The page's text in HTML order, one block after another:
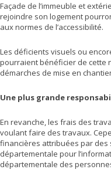
Façade de l’immeuble et
rejoindre son logement
aux normes de l’accessibilité.
Les déficients visuels ou
pourraient bénéficier de cette
démarches de mise en
Une plus grande
En revanche, les frais des
voulant faire des travaux.
financières attribuées par des
départementale pour
départementale des